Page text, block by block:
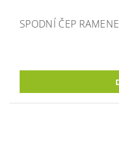
SPODNÍ ČEP RAMENE